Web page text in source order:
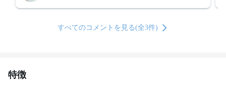
すべてのコメントを見る(全3件)
特徴